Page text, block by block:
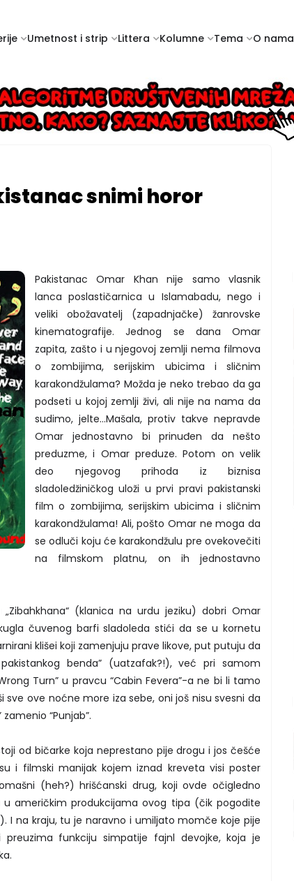
Umetnost i strip Littera Kolumne Tema O nama
snimi horor
Pakistanac Omar Khan nije samo vlasnik
lanca poslastičarnica u Islamabadu, nego i
veliki obožavatelj (zapadnjačke) žanrovske
kinematografije. Jednog se dana Omar
zapita, zašto i u njegovoj zemlji nema filmova
o zombijima, serijskim ubicima i sličnim
karakondžulama? Možda je neko trebao da ga
podseti u kojoj zemlji živi, ali nije na nama da
sudimo, jelte…Mašala, protiv takve nepravde
Omar jednostavno bi prinuđen da nešto
preduzme, i Omar preduze. Potom on velik
deo njegovog prihoda iz biznisa
sladoledžiničkog uloži u prvi pravi pakistanski
film o zombijima, serijskim ubicima i sličnim
karakondžulama! Ali, pošto Omar ne moga da
se odluči koju će karakondžulu pre ovekovečiti
na filmskom platnu, on ih jednostavno
(klanica na urdu jeziku) dobri Omar
čuvenog barfi sladoleda stići da se u kornetu
klišei koji zamenjuju prave likove, put putuju da
benda” (uatzafak?!), već pri samom
Turn” u pravcu “Cabin Fevera”-a ne bi li tamo
sve ove noćne more iza sebe, oni još nisu svesni da
“Punjab”.
od bičarke koja neprestano pije drogu i jos češće
i filmski manijak kojem iznad kreveta visi poster
(heh?) hrišćanski drug, koji ovde očigledno
američkim produkcijama ovog tipa (čik pogodite
I na kraju, tu je naravno i umiljato momče koje pije
funkciju simpatije fajnl devojke, koja je